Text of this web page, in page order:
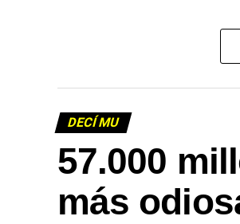
Foto: Martina Perosa
Descargar el
La reproducción de
DECÍ MU
57.000
más